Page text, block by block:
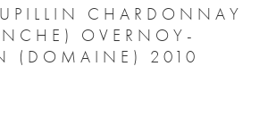
CHARDONNAY
OVERNOY-
(DOMAINE) 2010